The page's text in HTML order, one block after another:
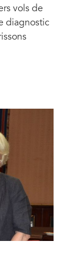
vols de
diagnostic